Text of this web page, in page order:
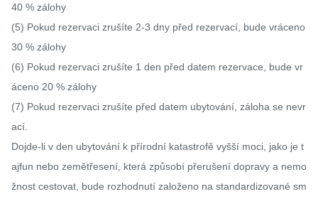
40 % zálohy
(5) Pokud rezervaci zrušíte 2-3 dny před rezervací, bude vráceno
30 % zálohy
(6) Pokud rezervaci zrušíte 1 den před datem rezervace, bude vr
áceno 20 % zálohy
(7) Pokud rezervaci zrušíte před datem ubytování, záloha se nevr
ací.
Dojde-li v den ubytování k přírodní katastrofě vyšší moci, jako je t
ajfun nebo zemětřesení, která způsobí přerušení dopravy a nemo
žnost cestovat, bude rozhodnutí založeno na standardizované sm